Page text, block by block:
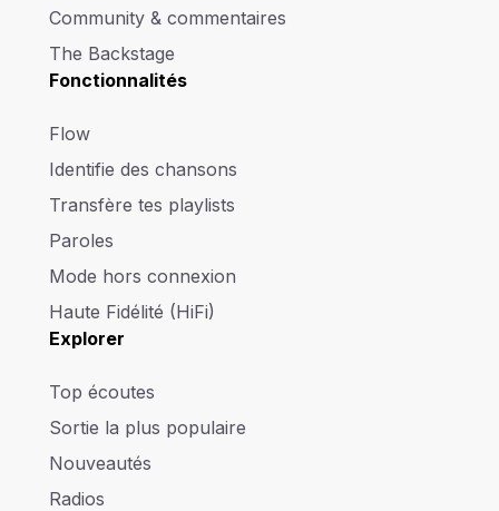
Community & commentaires
The Backstage
Fonctionnalités
Flow
Identifie des chansons
Transfère tes playlists
Paroles
Mode hors connexion
Haute Fidélité (HiFi)
Explorer
Top écoutes
Sortie la plus populaire
Nouveautés
Radios